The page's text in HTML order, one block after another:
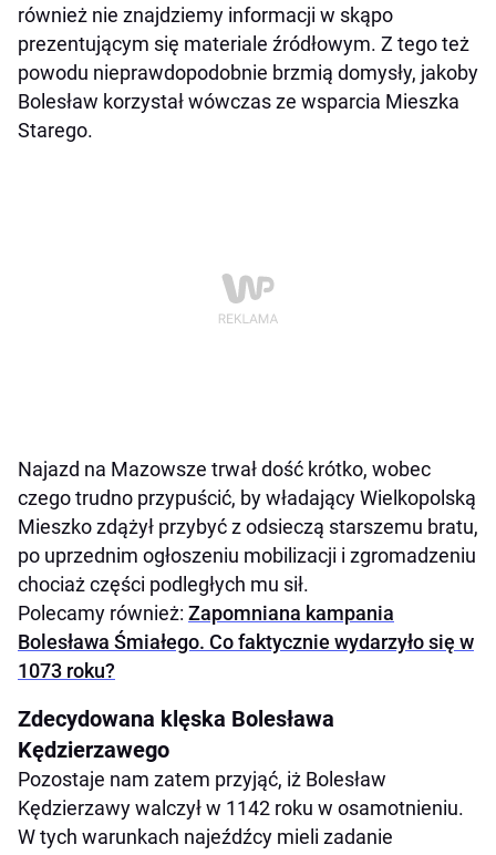
również nie znajdziemy informacji w skąpo
prezentującym się materiale źródłowym. Z tego też
powodu nieprawdopodobnie brzmią domysły, jakoby
Bolesław korzystał wówczas ze wsparcia Mieszka
Starego.
Najazd na Mazowsze trwał dość krótko, wobec
czego trudno przypuścić, by władający Wielkopolską
Mieszko zdążył przybyć z odsieczą starszemu bratu,
po uprzednim ogłoszeniu mobilizacji i zgromadzeniu
chociaż części podległych mu sił.
Polecamy również: Zapomniana kampania
Bolesława Śmiałego. Co faktycznie wydarzyło się w
1073 roku?
Zdecydowana klęska Bolesława
Kędzierzawego
Pozostaje nam zatem przyjąć, iż Bolesław
Kędzierzawy walczył w 1142 roku w osamotnieniu.
W tych warunkach najeźdźcy mieli zadanie